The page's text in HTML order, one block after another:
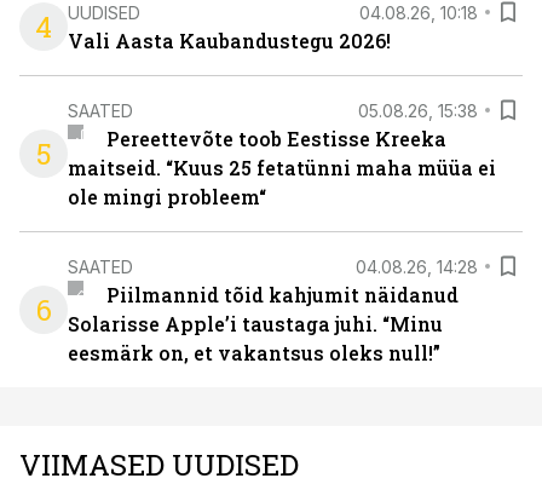
4 UUDISED 04.08.26, 10:18
Vali Aasta Kaubandustegu 2026!
5
SAATED 05.08.26, 15:38
Pereettevõte toob Eestisse Kreeka
maitseid. “Kuus 25 fetatünni maha müüa ei
ole mingi probleem“
6
SAATED 04.08.26, 14:28
Piilmannid tõid kahjumit näidanud
Solarisse Apple’i taustaga juhi. “Minu
eesmärk on, et vakantsus oleks null!”
VIIMASED UUDISED